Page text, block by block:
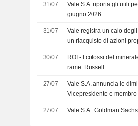
31/07
Vale S.A. riporta gli utili
giugno 2026
31/07
Vale registra un calo
un riacquisto di azioni
30/07
ROI - I colossi del
rame: Russell
27/07
Vale S.A. annuncia le
Vicepresidente e membro
27/07 Vale S.A.: Goldman